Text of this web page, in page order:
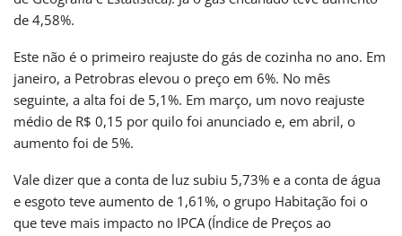
de 4,58%.
Este não é o primeiro reajuste do gás de cozinha no ano. Em
janeiro, a Petrobras elevou o preço em 6%. No mês
seguinte, a alta foi de 5,1%. Em março, um novo reajuste
médio de R$ 0,15 por quilo foi anunciado e, em abril, o
aumento foi de 5%.
Vale dizer que a conta de luz subiu 5,73% e a conta de água
e esgoto teve aumento de 1,61%, o grupo Habitação foi o
que teve mais impacto no IPCA (Índice de Preços ao